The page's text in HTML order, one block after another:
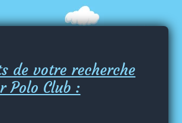
de votre recherche
Polo Club :